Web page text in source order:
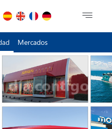
Mercados
día contigo